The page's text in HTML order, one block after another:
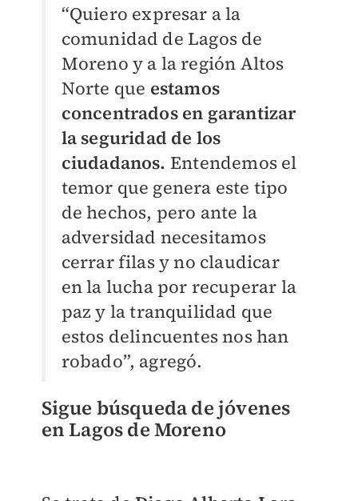
“Quiero expresar a la
comunidad de Lagos de
Moreno y a la región Altos
Norte que estamos
concentrados en garantizar
la seguridad de los
ciudadanos. Entendemos el
temor que genera este tipo
de hechos, pero ante la
adversidad necesitamos
cerrar filas y no claudicar
en la lucha por recuperar la
paz y la tranquilidad que
estos delincuentes nos han
robado”, agregó.
Sigue búsqueda de jóvenes
en Lagos de Moreno